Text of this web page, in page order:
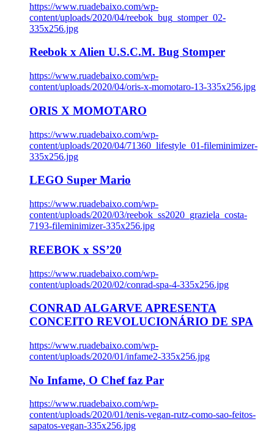
https://www.ruadebaixo.com/wp-
content/uploads/2020/04/reebok_bug_stomper_02-
335x256.jpg
Reebok x Alien U.S.C.M. Bug Stomper
https://www.ruadebaixo.com/wp-
content/uploads/2020/04/oris-x-momotaro-13-335x256.jpg
ORIS X MOMOTARO
https://www.ruadebaixo.com/wp-
content/uploads/2020/04/71360_lifestyle_01-fileminimizer-
335x256.jpg
LEGO Super Mario
https://www.ruadebaixo.com/wp-
content/uploads/2020/03/reebok_ss2020_graziela_costa-
7193-fileminimizer-335x256.jpg
REEBOK x SS’20
https://www.ruadebaixo.com/wp-
content/uploads/2020/02/conrad-spa-4-335x256.jpg
CONRAD ALGARVE APRESENTA
CONCEITO REVOLUCIONÁRIO DE SPA
https://www.ruadebaixo.com/wp-
content/uploads/2020/01/infame2-335x256.jpg
No Infame, O Chef faz Par
https://www.ruadebaixo.com/wp-
content/uploads/2020/01/tenis-vegan-rutz-como-sao-feitos-
sapatos-vegan-335x256.jpg